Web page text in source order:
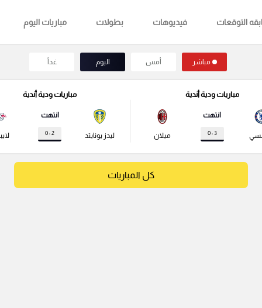
التوقعات فيديوهات بطولات مباريات اليوم
مباشر أمس اليوم غداً
مباريات ودية أندية
انتهت
3 : 0 ميلان
مباريات ودية أندية
ليدز يونايتد
انتهت
2 : 0
كل المباريات